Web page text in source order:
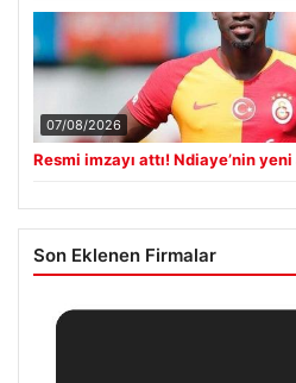
07/08/2026
Resmi imzayı attı! Ndiaye’nin
Son Eklenen Firmalar